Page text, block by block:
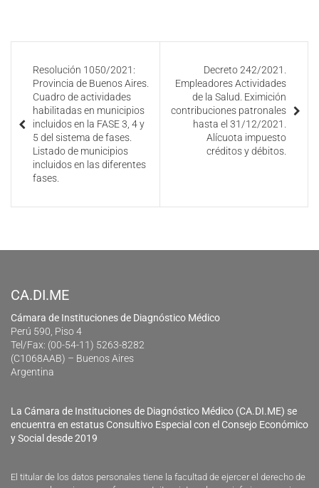
Resolución 1050/2021:
Provincia de Buenos Aires.
Cuadro de actividades
habilitadas en municipios
incluidos en la FASE 3, 4 y
5 del sistema de fases.
Listado de municipios
incluidos en las diferentes
fases.
Decreto 242/2021.
Empleadores Actividades
de la Salud. Eximición
contribuciones patronales
hasta el 31/12/2021.
Alícuota impuesto
créditos y débitos.
CA.DI.ME
Cámara de Instituciones de Diagnóstico Médico
Perú 590, Piso 4
Tel/Fax: (00-54-11) 5263-8282
(C1068AAB) – Buenos Aires
Argentina
La Cámara de Instituciones de Diagnóstico Médico (CA.DI.ME) se
encuentra en estatus Consultivo Especial con el Consejo Económico
y Social desde 2019
El titular de los datos personales tiene la facultad de ejercer el derecho de